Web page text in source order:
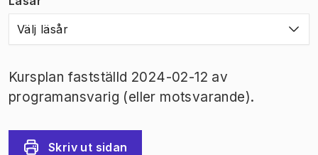
Välj läsår
Kursplan fastställd 2024-02-12 av
programansvarig (eller motsvarande).
Skriv ut sidan